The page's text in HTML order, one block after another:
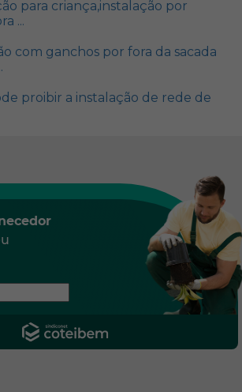
para criança,instalação por
...
com ganchos por fora da sacada
proibir a instalação de rede de